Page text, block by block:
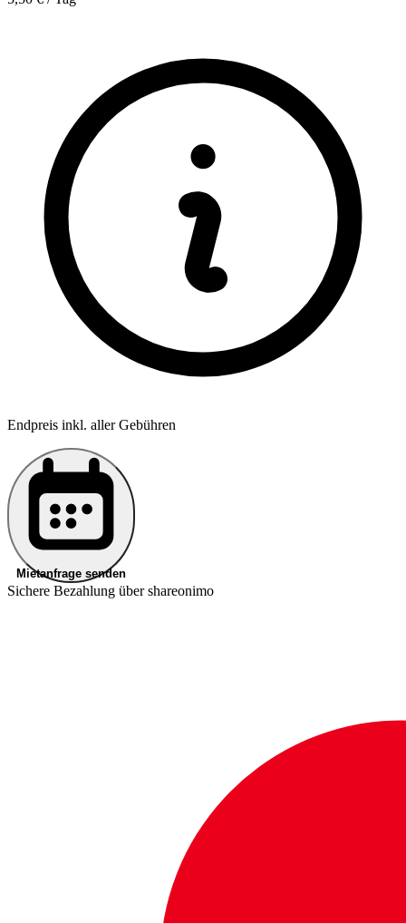
Endpreis inkl. aller Gebühren
Mietanfrage senden
Sichere Bezahlung über shareonimo